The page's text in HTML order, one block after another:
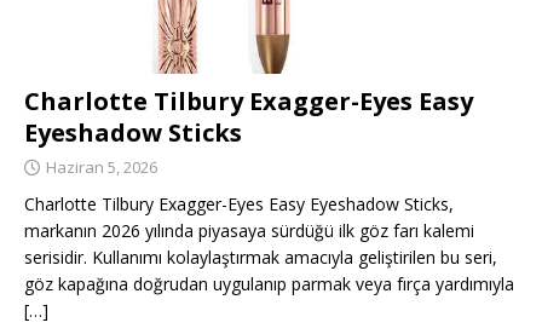
Charlotte Tilbury Exagger-Eyes Easy
Eyeshadow Sticks
Haziran 5, 2026
Charlotte Tilbury Exagger-Eyes Easy Eyeshadow Sticks,
markanın 2026 yılında piyasaya sürdüğü ilk göz farı kalemi
serisidir. Kullanımı kolaylaştırmak amacıyla geliştirilen bu seri,
göz kapağına doğrudan uygulanıp parmak veya fırça yardımıyla
[…]